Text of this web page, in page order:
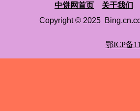
中饼网首页
关于我们
Copyright © 2025
鄂ICP备